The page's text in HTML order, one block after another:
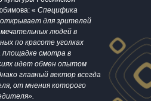
« Специфика
для зрителей
людей в
по красоте уголках
смотра в
идет обмен опытом
главный вектор всегда
от мнения которого